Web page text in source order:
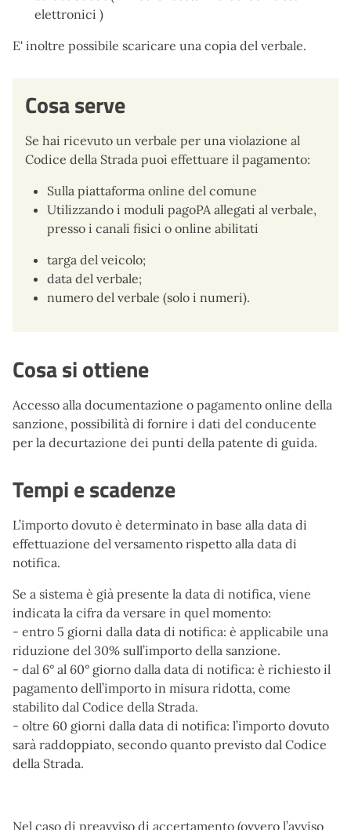
elettronici )
E' inoltre possibile scaricare una copia del verbale.
Cosa serve
Se hai ricevuto un verbale per una violazione al
Codice della Strada puoi effettuare il pagamento:
Sulla piattaforma online del comune
Utilizzando i moduli pagoPA allegati al verbale,
presso i canali fisici o online abilitati
targa del veicolo;
data del verbale;
numero del verbale (solo i numeri).
Cosa si ottiene
Accesso alla documentazione o pagamento online della
sanzione, possibilità di fornire i dati del conducente
per la decurtazione dei punti della patente di guida.
Tempi e scadenze
L’importo dovuto è determinato in base alla data di
effettuazione del versamento rispetto alla data di
notifica.
Se a sistema è già presente la data di notifica, viene
indicata la cifra da versare in quel momento:
- entro 5 giorni dalla data di notifica: è applicabile una
riduzione del 30% sull’importo della sanzione.
- dal 6° al 60° giorno dalla data di notifica: è richiesto il
pagamento dell’importo in misura ridotta, come
stabilito dal Codice della Strada.
- oltre 60 giorni dalla data di notifica: l’importo dovuto
sarà raddoppiato, secondo quanto previsto dal Codice
della Strada.
Nel caso di preavviso di accertamento (ovvero l’avviso